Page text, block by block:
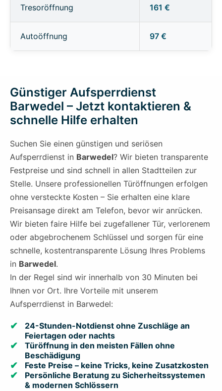
Tresoröffnung 161 €
Autoöffnung 97 €
Günstiger Aufsperrdienst
Barwedel – Jetzt kontaktieren &
schnelle Hilfe erhalten
Suchen Sie einen günstigen und seriösen
Aufsperrdienst in Barwedel? Wir bieten transparente
Festpreise und sind schnell in allen Stadtteilen zur
Stelle. Unsere professionellen Türöffnungen erfolgen
ohne versteckte Kosten – Sie erhalten eine klare
Preisansage direkt am Telefon, bevor wir anrücken.
Wir bieten faire Hilfe bei zugefallener Tür, verlorenem
oder abgebrochenem Schlüssel und sorgen für eine
schnelle, kostentransparente Lösung Ihres Problems
in Barwedel.
In der Regel sind wir innerhalb von 30 Minuten bei
Ihnen vor Ort. Ihre Vorteile mit unserem
Aufsperrdienst in Barwedel:
24-Stunden-Notdienst ohne Zuschläge an
Feiertagen oder nachts
Türöffnung in den meisten Fällen ohne
Beschädigung
Feste Preise – keine Tricks, keine Zusatzkosten
Persönliche Beratung zu Sicherheitssystemen
& modernen Schlössern